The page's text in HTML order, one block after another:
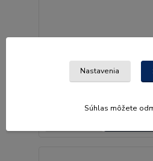
Palivová hadička Husqvarna
bez DPH
Nastavenia
Súhlas môžete